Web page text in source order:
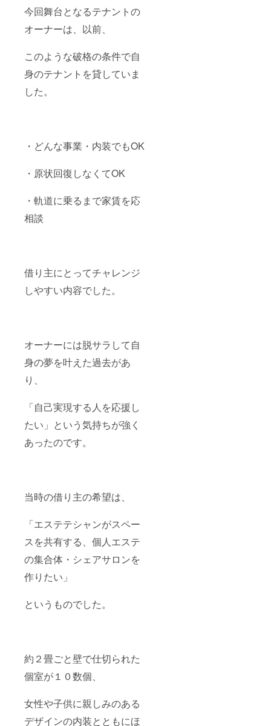
今回舞台となるテナントの
オーナーは、以前、
このような破格の条件で自
身のテナントを貸していま
した。
・どんな事業・内装でもOK
・原状回復しなくてOK
・軌道に乗るまで家賃を応
相談
借り主にとってチャレンジ
しやすい内容でした。
オーナーには脱サラして自
身の夢を叶えた過去があ
り、
「自己実現する人を応援し
たい」という気持ちが強く
あったのです。
当時の借り主の希望は、
「エステテシャンがスペー
スを共有する、個人エステ
の集合体・シェアサロンを
作りたい」
というものでした。
約２畳ごと壁で仕切られた
個室が１０数個、
女性や子供に親しみのある
デザインの内装とともにほ